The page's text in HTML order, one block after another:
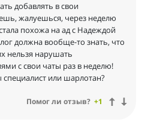
добавлять в свои
жалуешься, через неделю
похожа на ад с Надеждой
должна вообще-то знать, что
нельзя нарушать
с свои чаты раз в неделю!
или шарлотан?
Помог ли отзыв? +1